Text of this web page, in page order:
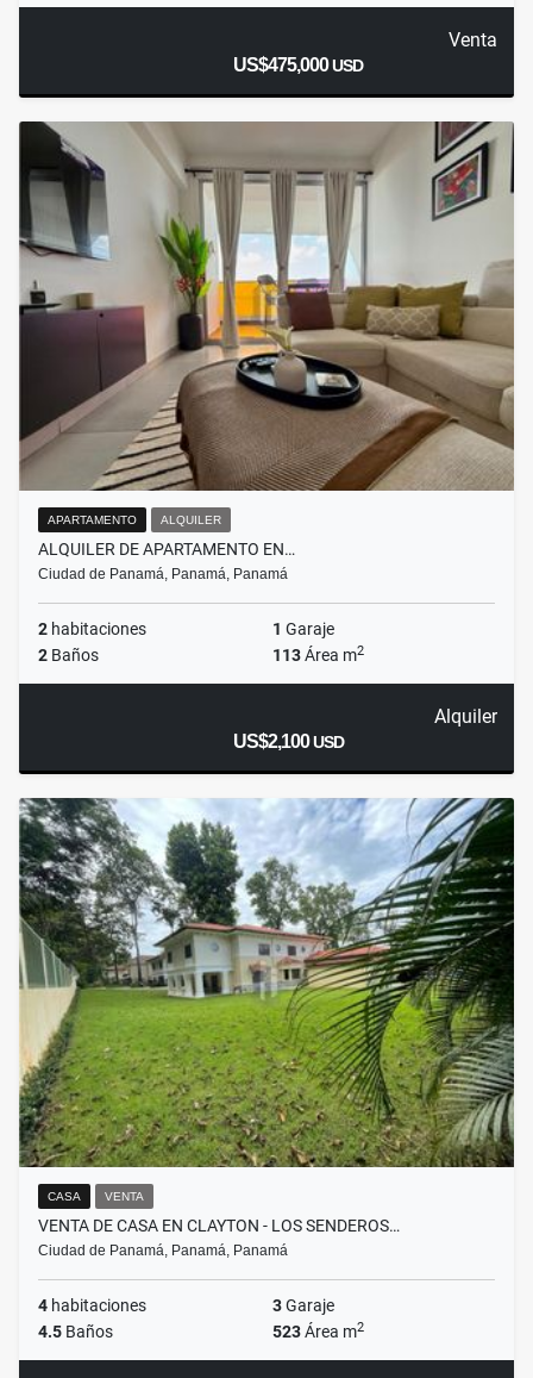
Venta
US$475,000USD
APARTAMENTO ALQUILER
ALQUILER DE APARTAMENTO EN…
Ciudad de Panamá, Panamá, Panamá
2 habitaciones 1 Garaje
2 Baños 113Área m2
Alquiler
US$2,100USD
CASA VENTA
VENTA DE CASA EN CLAYTON - LOS SENDEROS…
Ciudad de Panamá, Panamá, Panamá
4 habitaciones 3Garaje
4.5 Baños 523Área m2